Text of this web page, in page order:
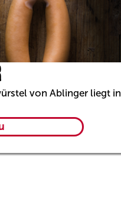
von Ablinger liegt in